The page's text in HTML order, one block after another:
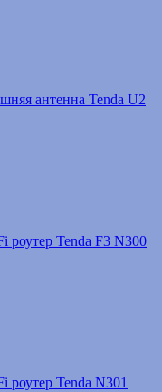
антенна Tenda U2
роутер Tenda F3 N300
роутер Tenda N301